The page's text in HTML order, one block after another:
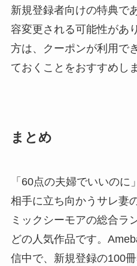
新規登録者向けの特典で
容変更される可能性があ
方は、クーポンが利用で
ておくことをおすすめし
まとめ
「60点の夫婦でいいの
相手に立ち向かうサレ妻
ミックシーモアの総合ラ
どの人気作品です。
信中で、新規登録の100